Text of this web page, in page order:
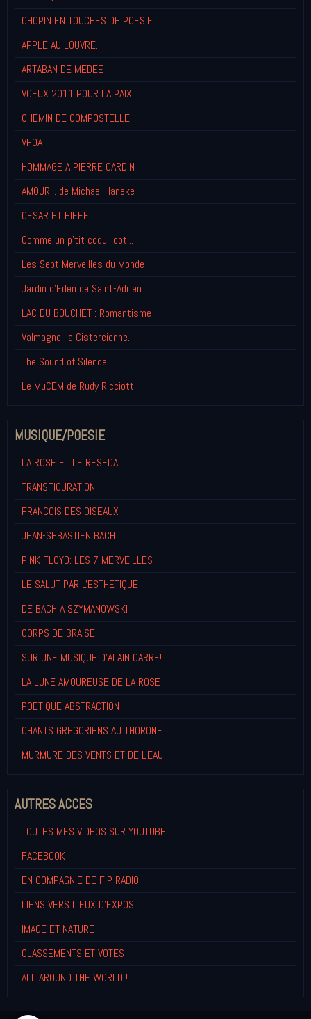
CHOPIN EN TOUCHES DE POESIE
APPLE AU LOUVRE...
ARTABAN DE MEDEE
VOEUX 2011 POUR LA PAIX
CHEMIN DE COMPOSTELLE
VHOA
HOMMAGE A PIERRE CARDIN
AMOUR... de Michael Haneke
CESAR ET EIFFEL
Comme un p'tit coqu'licot...
Les Sept Merveilles du Monde
Jardin d'Eden de Saint-Adrien
LAC DU BOUCHET : Romantisme
Valmagne, la Cistercienne...
The Sound of Silence
Le MuCEM de Rudy Ricciotti
MUSIQUE/POESIE
LA ROSE ET LE RESEDA
TRANSFIGURATION
FRANCOIS DES OISEAUX
JEAN-SEBASTIEN BACH
PINK FLOYD: LES 7 MERVEILLES
LE SALUT PAR L'ESTHETIQUE
DE BACH A SZYMANOWSKI
CORPS DE BRAISE
SUR UNE MUSIQUE D'ALAIN CARRE!
LA LUNE AMOUREUSE DE LA ROSE
POETIQUE ABSTRACTION
CHANTS GREGORIENS AU THORONET
MURMURE DES VENTS ET DE L'EAU
AUTRES ACCES
TOUTES MES VIDEOS SUR YOUTUBE
FACEBOOK
EN COMPAGNIE DE FIP RADIO
LIENS VERS LIEUX D'EXPOS
IMAGE ET NATURE
CLASSEMENTS ET VOTES
ALL AROUND THE WORLD !